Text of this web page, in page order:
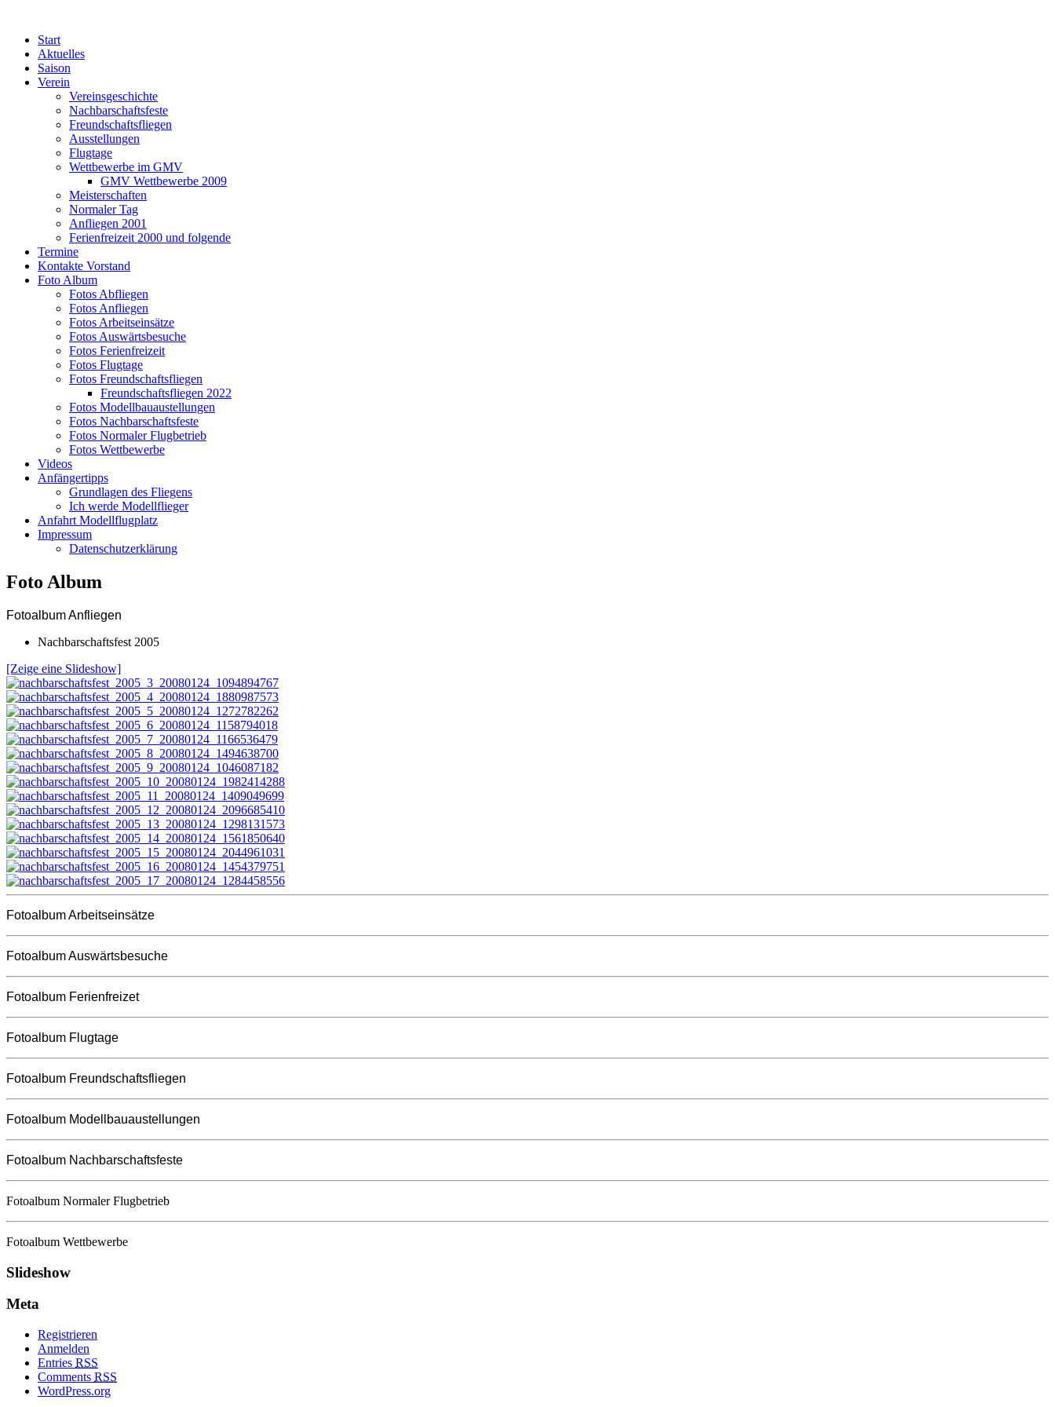
springenStart
Aktuelles
Saison
Verein
Vereinsgeschichte
Nachbarschaftsfeste
Freundschaftsfliegen
Ausstellungen
Flugtage
Wettbewerbe im GMV
GMV Wettbewerbe 2009
Meisterschaften
Normaler Tag
Anfliegen 2001
Ferienfreizeit 2000 und folgende
Termine
Kontakte Vorstand
Foto Album
Fotos Abfliegen
Fotos Anfliegen
Fotos Arbeitseinsätze
Fotos Auswärtsbesuche
Fotos Ferienfreizeit
Fotos Flugtage
Fotos Freundschaftsfliegen
Freundschaftsfliegen 2022
Fotos Modellbauaustellungen
Fotos Nachbarschaftsfeste
Fotos Normaler Flugbetrieb
Fotos Wettbewerbe
Videos
Anfängertipps
Grundlagen des Fliegens
Ich werde Modellflieger
Anfahrt Modellflugplatz
Impressum
Datenschutzerklärung
Foto Album
Fotoalbum Anfliegen
Nachbarschaftsfest 2005
[Zeige eine Slideshow]
Fotoalbum Arbeitseinsätze
Fotoalbum Auswärtsbesuche
Fotoalbum Ferienfreizet
Fotoalbum Flugtage
Fotoalbum Freundschaftsfliegen
Fotoalbum Modellbauaustellungen
Fotoalbum Nachbarschaftsfeste
Fotoalbum Normaler Flugbetrieb
Fotoalbum Wettbewerbe
Slideshow
Meta
Registrieren
Anmelden
Entries RSS
Comments RSS
WordPress.org